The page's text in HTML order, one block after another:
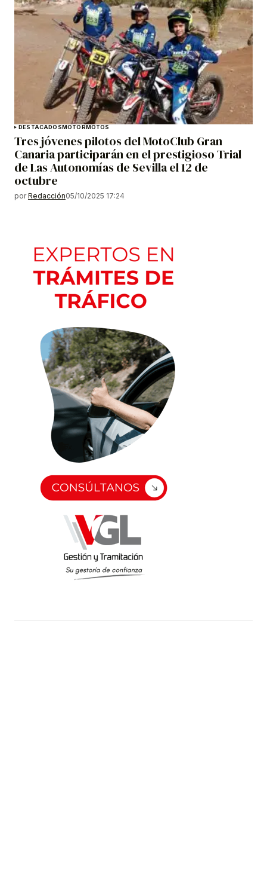
DESTACADOSMOTORMOTOS
Tres jóvenes pilotos del MotoClub Gran
Canaria participarán en el prestigioso Trial
de Las Autonomías de Sevilla el 12 de
octubre
por Redacción05/10/2025 17:24